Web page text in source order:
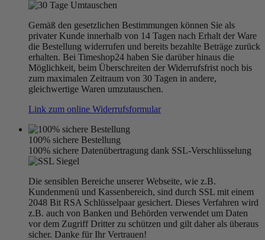
Gemäß den gesetzlichen Bestimmungen können Sie als
privater Kunde innerhalb von 14 Tagen nach Erhalt der Ware
die Bestellung widerrufen und bereits bezahlte Beträge zurück
erhalten. Bei Timeshop24 haben Sie darüber hinaus die
Möglichkeit, beim Überschreiten der Widerrufsfrist noch bis
zum maximalen Zeitraum von 30 Tagen in andere,
gleichwertige Waren umzutauschen.
Link zum online Widerrufsformular
100% sichere Bestellung
100% sichere Datenübertragung dank SSL-Verschlüsselung
Die sensiblen Bereiche unserer Webseite, wie z.B.
Kundenmenü und Kassenbereich, sind durch SSL mit einem
2048 Bit RSA Schlüsselpaar gesichert. Dieses Verfahren wird
z.B. auch von Banken und Behörden verwendet um Daten
vor dem Zugriff Dritter zu schützen und gilt daher als überaus
sicher. Danke für Ihr Vertrauen!